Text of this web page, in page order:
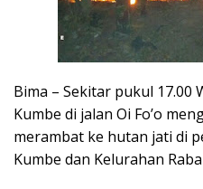
Bima – Sekitar pukul
Kumbe di jalan Oi Fo’o
merambat ke hutan jati di
Kumbe dan Kelurahan